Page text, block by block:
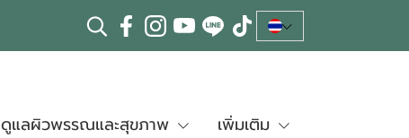
ดูแลผิวพรรณและสุขภาพ เพิ่มเติม